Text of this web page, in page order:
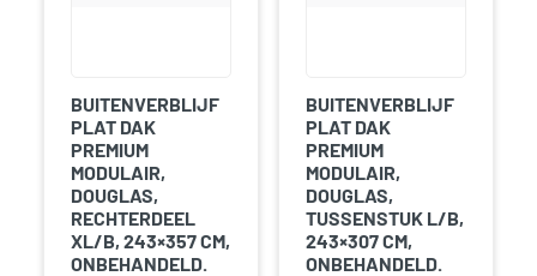
BUITENVERBLIJF
PLAT DAK
PREMIUM
MODULAIR,
DOUGLAS,
RECHTERDEEL
XL/B, 243×357 CM,
ONBEHANDELD.
BUITENVERBLIJF
PLAT DAK
PREMIUM
MODULAIR,
DOUGLAS,
TUSSENSTUK L/B,
243×307 CM,
ONBEHANDELD.